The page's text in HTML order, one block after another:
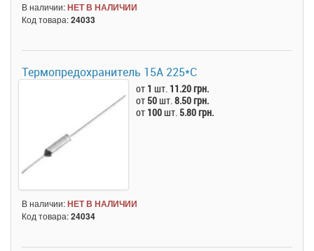
В наличии:НЕТ В НАЛИЧИИ
Код товара:24033
Термопредохранитель 15А 225*C
от 1 шт. 11.20 грн.
от 50шт.8.50 грн.
от 100шт. 5.80 грн.
В наличии:НЕТ В НАЛИЧИИ
Код товара:24034